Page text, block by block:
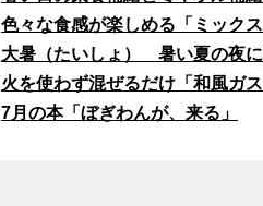
色々な食感が楽しめる「ミック
大暑（たいしょ） 暑い夏の夜に
火を使わず混ぜるだけ「和風ガス
7月の本「ぼぎわんが、来る」